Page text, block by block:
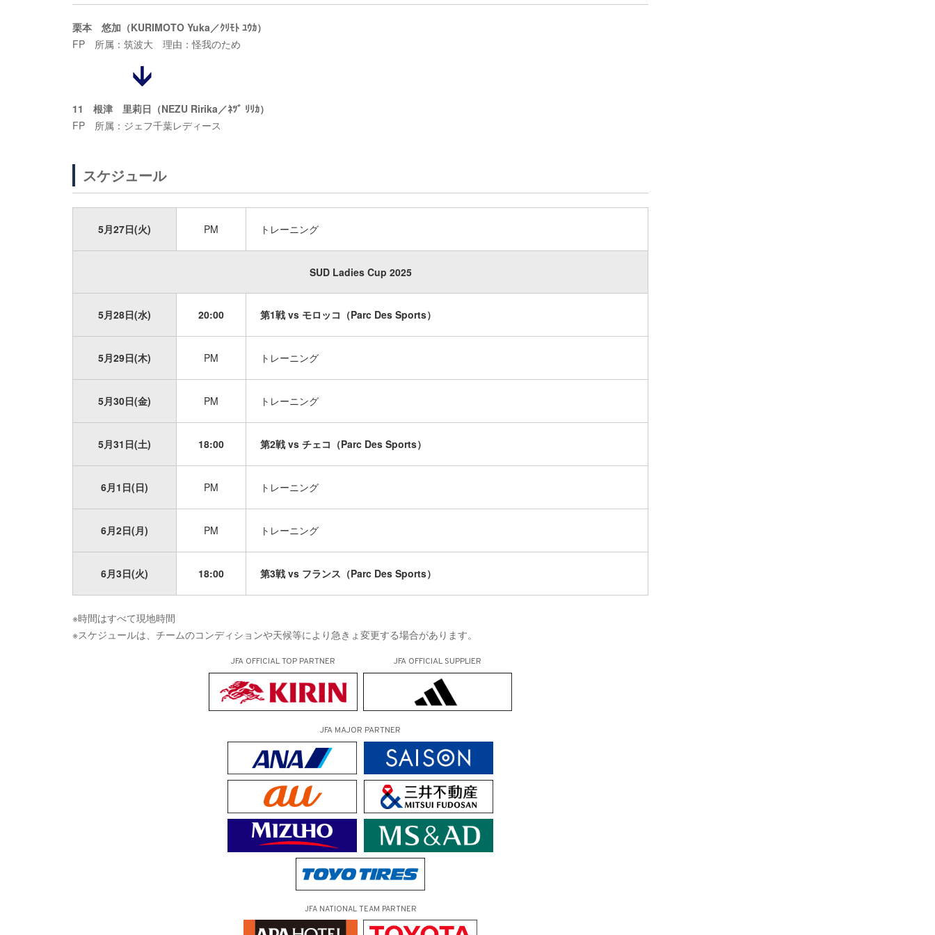
栗本 悠加（KURIMOTO Yuka／ｸﾘﾓﾄ ﾕｳｶ）
FP 所属：筑波大 理由：怪我のため
11 根津 里莉日（NEZU Ririka／ﾈﾂﾞ ﾘﾘｶ）
FP 所属：ジェフ千葉レディース
スケジュール
5月27日(火) PM トレーニング
SUD Ladies Cup 2025
5月28日(水) 20:00 第1戦 vs モロッコ（Parc Des Sports）
5月29日(木) PM トレーニング
5月30日(金) PM トレーニング
5月31日(土) 18:00 第2戦 vs チェコ（Parc Des Sports）
6月1日(日) PM トレーニング
6月2日(月) PM トレーニング
6月3日(火) 18:00 第3戦 vs フランス（Parc Des Sports）
※時間はすべて現地時間
※スケジュールは、チームのコンディションや天候等により急きょ変更する場合があります。
JFA OFFICIALTOP PARTNER JFA OFFICIAL SUPPLIER
JFA MAJOR PARTNER
JFA NATIONAL TEAM PARTNER